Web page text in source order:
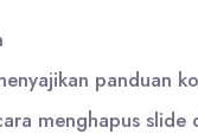
panduan
menghapus slide